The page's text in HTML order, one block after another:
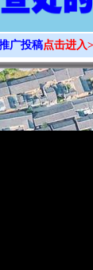
广投稿点击进入